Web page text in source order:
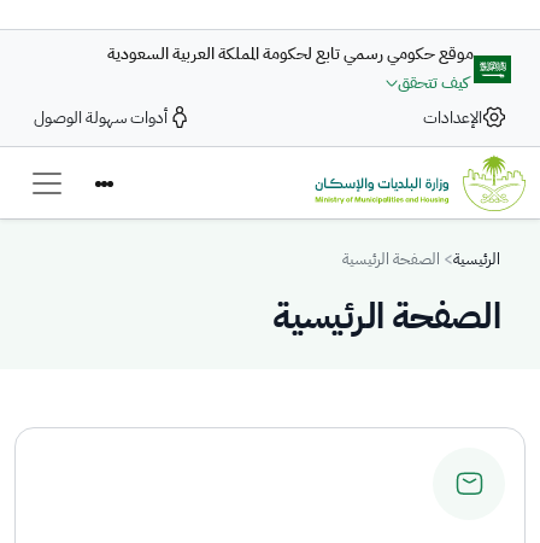
موقع حكومي رسمي تابع لحكومة المملكة العربية السعودية
كيف تتحقق
الإعدادات
أدوات سهولة الوصول
Breadcrumb
الرئيسية الصفحة الرئيسية
الصفحة الرئيسية